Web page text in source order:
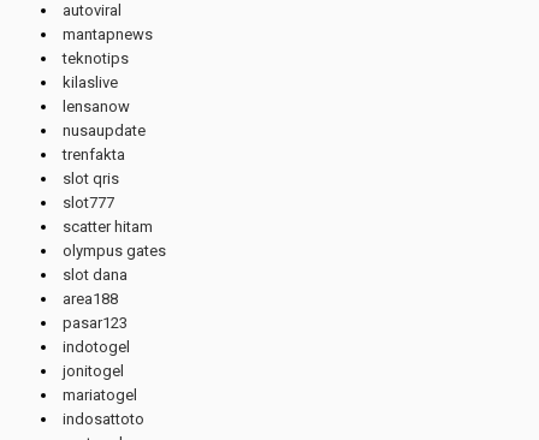
autoviral
mantapnews
teknotips
kilaslive
lensanow
nusaupdate
trenfakta
slot qris
slot777
scatter hitam
olympus gates
slot dana
area188
pasar123
indotogel
jonitogel
mariatogel
indosattoto